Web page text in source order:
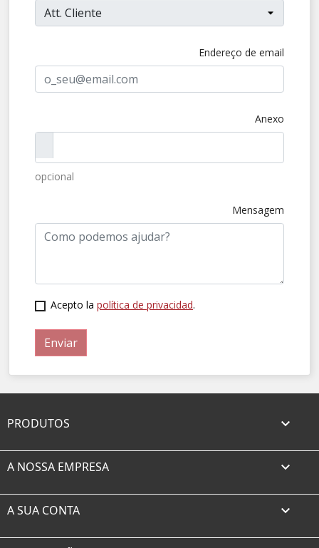
Endereço de email
Anexo
opcional
Mensagem
Acepto la política de privacidad.
PRODUTOS 
A NOSSA EMPRESA 
A SUA CONTA 